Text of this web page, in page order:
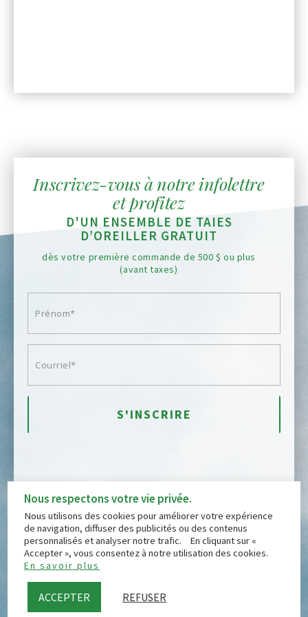
Inscrivez-vous à notre infolettre
et profitez
D'UN ENSEMBLE DE TAIES
D’OREILLER GRATUIT
dès votre première commande de 500 $ ou plus
(avant taxes)
BOUTIQUE CERTIFICATS CADEAUX
DUVET
QUALITÉ
À PROPOS
CONTACT
FOIRE AUX QUESTIONS
Nous respectons votre vie privée.
Nous utilisons des cookies pour améliorer votre expérience
de navigation, diffuser des publicités ou des contenus
personnalisés et analyser notre trafic. En cliquant sur «
Accepter », vous consentez à notre utilisation des cookies.
En savoir plus
ACCEPTER REFUSER